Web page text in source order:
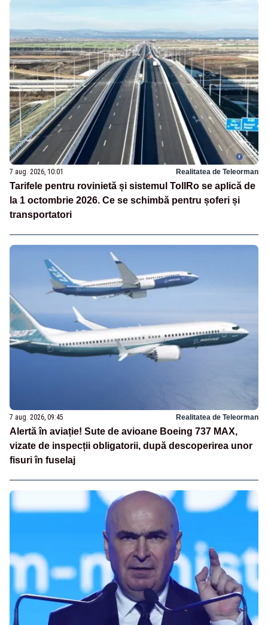
7 aug. 2026, 10:01 Realitatea de Teleorman
Tarifele pentru rovinietă și sistemul TollRo se aplică de
la 1 octombrie 2026. Ce se schimbă pentru șoferi și
transportatori
7 aug. 2026, 09:45 Realitatea de Teleorman
Alertă în aviație! Sute de avioane Boeing 737 MAX,
vizate de inspecții obligatorii, după descoperirea unor
fisuri în fuselaj